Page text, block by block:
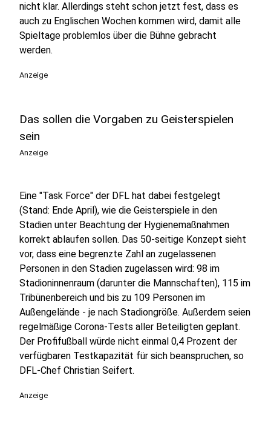
nicht klar. Allerdings steht schon jetzt fest, dass es
auch zu Englischen Wochen kommen wird, damit alle
Spieltage problemlos über die Bühne gebracht
werden.
Anzeige
Das sollen die Vorgaben zu Geisterspielen
sein
Anzeige
Eine "Task Force" der DFL hat dabei festgelegt
(Stand: Ende April), wie die Geisterspiele in den
Stadien unter Beachtung der Hygienemaßnahmen
korrekt ablaufen sollen. Das 50-seitige Konzept sieht
vor, dass eine begrenzte Zahl an zugelassenen
Personen in den Stadien zugelassen wird: 98 im
Stadioninnenraum (darunter die Mannschaften), 115 im
Tribünenbereich und bis zu 109 Personen im
Außengelände - je nach Stadiongröße. Außerdem seien
regelmäßige Corona-Tests aller Beteiligten geplant.
Der Profifußball würde nicht einmal 0,4 Prozent der
verfügbaren Testkapazität für sich beanspruchen, so
DFL-Chef Christian Seifert.
Anzeige